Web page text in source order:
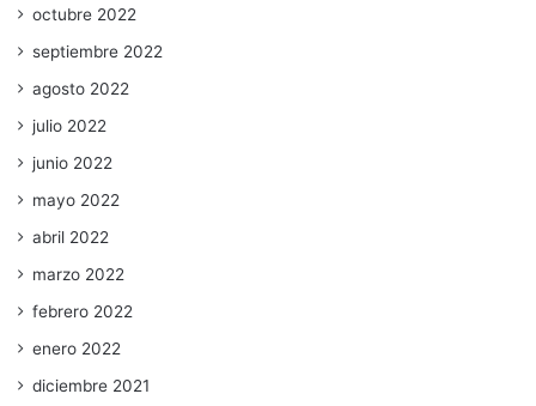
octubre 2022
septiembre 2022
agosto 2022
julio 2022
junio 2022
mayo 2022
abril 2022
marzo 2022
febrero 2022
enero 2022
diciembre 2021